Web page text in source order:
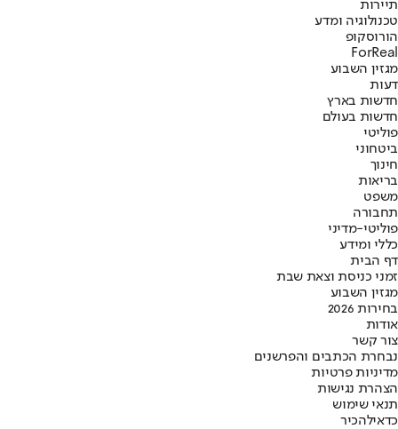
תיירות
טכנולוגיה ומדע
הורוסקופ
ForReal
מגזין השבוע
דעות
חדשות בארץ
חדשות בעולם
פוליטי
ביטחוני
חינוך
בריאות
משפט
תחבורה
פוליטי-מדיני
כללי ומידע
דף הבית
זמני כניסת וצאת שבת
מגזין השבוע
בחירות 2026
אודות
צור קשר
נבחרת הכתבים והפרשנים
מדיניות פרטיות
הצהרת נגישות
תנאי שימוש
כדאילהכיר